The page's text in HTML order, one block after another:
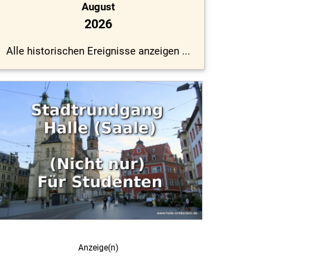
August
2026
Alle historischen Ereignisse anzeigen ...
Anzeige(n)